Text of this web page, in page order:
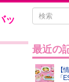
ッ
最近の
【
「